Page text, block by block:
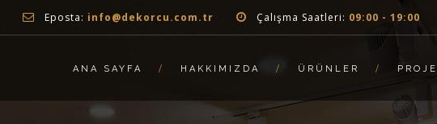
Eposta: info@dekorcu.com.tr Çalışma Saatleri: 09:00 - 19:00
ANA SAYFA HAKKIMIZDA ÜRÜNLER